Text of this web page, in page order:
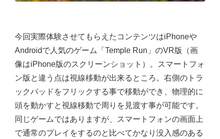
今回実際体験させてもらえたコンテンツはiPhoneや
Androidで人気のゲーム「Temple Run」のVR版（画
像はiPhone版のスクリーンショット）。スマートフォ
ン版と違う点は視線移動が出来るところ。右側のトラ
ックパッドをフリックする事で移動ができ、物理的に
頭を動かすと視線移動で周りを見渡す事が可能です。
同じゲームではありますが、スマートフォンの画面上
で通常のプレイをするのと比べてかなり没入感のある